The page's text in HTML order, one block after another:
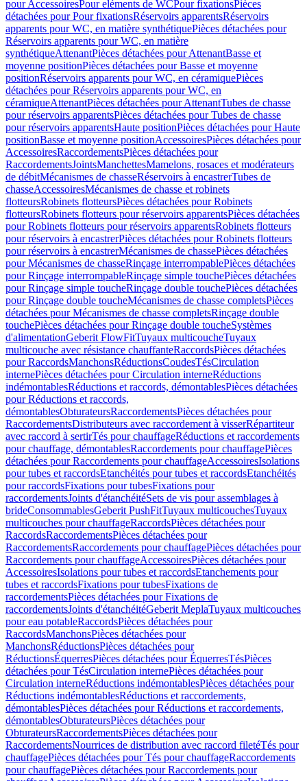
pour AccessoiresPour eléments de WCPour fixationsPièces
détachées pour Pour fixationsRéservoirs apparentsRéservoirs
apparents pour WC, en matière synthétiquePièces détachées pour
Réservoirs apparents pour WC, en matière
synthétiqueAttenantPièces détachées pour AttenantBasse et
moyenne positionPièces détachées pour Basse et moyenne
positionRéservoirs apparents pour WC, en céramiquePièces
détachées pour Réservoirs apparents pour WC, en
céramiqueAttenantPièces détachées pour AttenantTubes de chasse
pour réservoirs apparentsPièces détachées pour Tubes de chasse
pour réservoirs apparentsHaute positionPièces détachées pour Haute
positionBasse et moyenne positionAccessoiresPièces détachées pour
AccessoiresRaccordementsPièces détachées pour
RaccordementsJointsManchettesMamelons, rosaces et modérateurs
de débitMécanismes de chasseRéservoirs à encastrerTubes de
chasseAccessoiresMécanismes de chasse et robinets
flotteursRobinets flotteursPièces détachées pour Robinets
flotteursRobinets flotteurs pour réservoirs apparentsPièces détachées
pour Robinets flotteurs pour réservoirs apparentsRobinets flotteurs
pour réservoirs à encastrerPièces détachées pour Robinets flotteurs
pour réservoirs à encastrerMécanismes de chassePièces détachées
pour Mécanismes de chasseRinçage interrompablePièces détachées
pour Rinçage interrompableRinçage simple touchePièces détachées
pour Rinçage simple toucheRinçage double touchePièces détachées
pour Rinçage double toucheMécanismes de chasse completsPièces
détachées pour Mécanismes de chasse completsRinçage double
touchePièces détachées pour Rinçage double toucheSystèmes
d'alimentationGeberit FlowFitTuyaux multicoucheTuyaux
multicouche avec résistance chauffanteRaccordsPièces détachées
pour RaccordsManchonsRéductionsCoudesTésCirculation
internePièces détachées pour Circulation interneRéductions
indémontablesRéductions et raccords, démontablesPièces détachées
pour Réductions et raccords,
démontablesObturateursRaccordementsPièces détachées pour
RaccordementsDistributeurs avec raccordement à visserRépartiteur
avec raccord à sertirTés pour chauffageRéductions et raccordements
pour chauffage, démontablesRaccordements pour chauffagePièces
détachées pour Raccordements pour chauffageAccessoiresIsolations
pour tubes et raccordsEtanchéités pour tubes et raccordsEtanchéités
pour raccordsFixations pour tubesFixations pour
raccordementsJoints d'étanchéitéSets de vis pour assemblages à
brideConsommablesGeberit PushFitTuyaux multicouchesTuyaux
multicouches pour chauffageRaccordsPièces détachées pour
RaccordsRaccordementsPièces détachées pour
RaccordementsRaccordements pour chauffagePièces détachées pour
Raccordements pour chauffageAccessoiresPièces détachées pour
AccessoiresIsolations pour tubes et raccordsEtanchements pour
tubes et raccordsFixations pour tubesFixations de
raccordementsPièces détachées pour Fixations de
raccordementsJoints d'étanchéitéGeberit MeplaTuyaux multicouches
pour eau potableRaccordsPièces détachées pour
RaccordsManchonsPièces détachées pour
ManchonsRéductionsPièces détachées pour
RéductionsÉquerresPièces détachées pour ÉquerresTésPièces
détachées pour TésCirculation internePièces détachées pour
Circulation interneRéductions indémontablesPièces détachées pour
Réductions indémontablesRéductions et raccordements,
démontablesPièces détachées pour Réductions et raccordements,
démontablesObturateursPièces détachées pour
ObturateursRaccordementsPièces détachées pour
RaccordementsNourrices de distribution avec raccord filetéTés pour
chauffagePièces détachées pour Tés pour chauffageRaccordements
pour chauffagePièces détachées pour Raccordements pour